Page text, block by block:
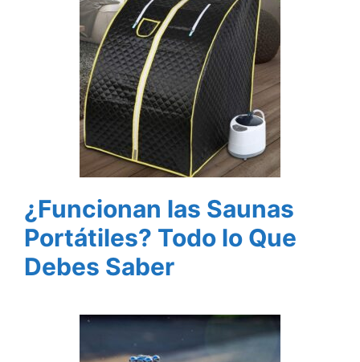
¿Funcionan las Saunas
Portátiles? Todo lo Que
Debes Saber